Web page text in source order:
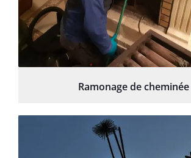
Ramonage de cheminée